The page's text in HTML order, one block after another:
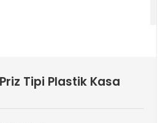
Tipi Plastik Kasa